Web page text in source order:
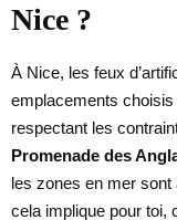
Nice ?
À Nice, les feux
emplacements
respectant les
Promenade des
les zones en mer sont
cela implique pour toi,